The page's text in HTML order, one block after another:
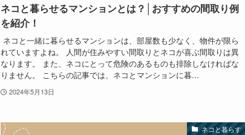
ネコと暮らせるマンションとは？│おすすめの間取り例
を紹介！
ネコと一緒に暮らせるマンションは、部屋数も少なく、物件が限ら
れていますよね。 人間が住みやすい間取りとネコが喜ぶ間取りは異
なります。 また、ネコにとって危険のあるものも排除しなければな
りません。 こちらの記事では、ネコとマンションに暮...
2024年5月13日
ネコと暮らす